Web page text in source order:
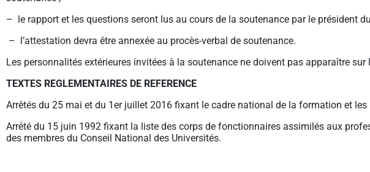
– le rapport et les questions seront lus au cours de la soutenance par le président
– l’attestation devra être annexée au procès-verbal de soutenance.
Les personnalités extérieures invitées à la soutenance ne doivent pas apparaître
TEXTES REGLEMENTAIRES DE REFERENCE
Arrêtés du 25 mai et du 1er juillet 2016 fixant le cadre national de la formation et
Arrêté du 15 juin 1992 fixant la liste des corps de fonctionnaires assimilés aux
des membres du Conseil National des Universités.